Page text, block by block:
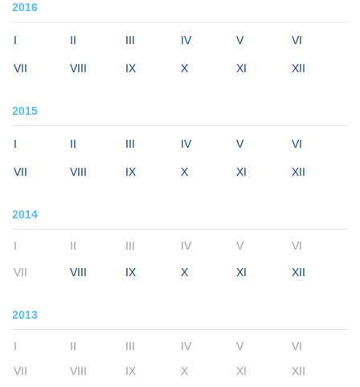
2016
I II III IV V VI
VII VIII IX X XI XII
2015
I II III IV V VI
VII VIII IX X XI XII
2014
I II III IV V VI
VII VIII IX X XI XII
2013
I II III IV V
VI
VII
VIII IX X XI XII